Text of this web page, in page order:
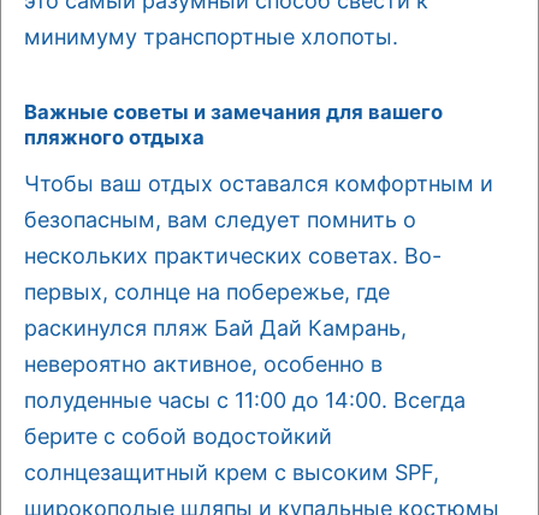
минимуму транспортные хлопоты.
Важные советы и замечания для вашего
пляжного отдыха
Чтобы ваш отдых оставался комфортным и
безопасным, вам следует помнить о
нескольких практических советах. Во-
первых, солнце на побережье, где
раскинулся пляж Бай Дай Камрань,
невероятно активное, особенно в
полуденные часы с 11:00 до 14:00. Всегда
берите с собой водостойкий
солнцезащитный крем с высоким SPF,
широкополые шляпы и купальные костюмы